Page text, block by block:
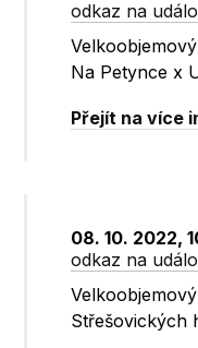
odkaz na
Na Petynce x
Přejít na více
08. 10. 2022,
odkaz na
Střešovických